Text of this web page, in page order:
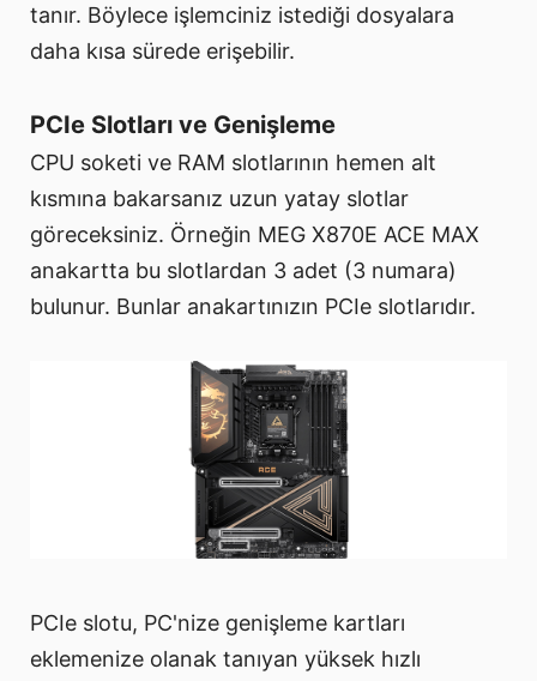
tanır. Böylece işlemciniz istediği dosyalara
daha kısa sürede erişebilir.
PCIe Slotları ve Genişleme
CPU soketi ve RAM slotlarının hemen alt
kısmına bakarsanız uzun yatay slotlar
göreceksiniz. Örneğin MEG X870E ACE MAX
anakartta bu slotlardan 3 adet (3 numara)
bulunur. Bunlar anakartınızın PCIe slotlarıdır.
PCIe slotu, PC'nize genişleme kartları
eklemenize olanak tanıyan yüksek hızlı